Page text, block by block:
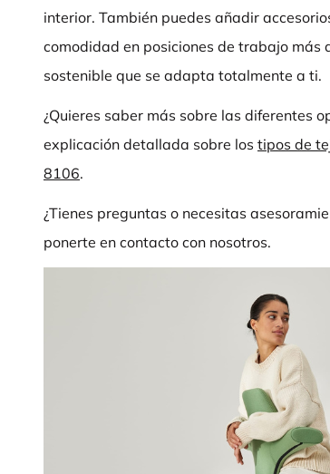
interior. También puedes añadir
comodidad en posiciones de trabajo más
sostenible que se adapta totalmente a ti.
¿Quieres saber más sobre las diferentes
explicación detallada sobre los tipos de
8106.
¿Tienes preguntas o necesitas
ponerte en contacto con nosotros.